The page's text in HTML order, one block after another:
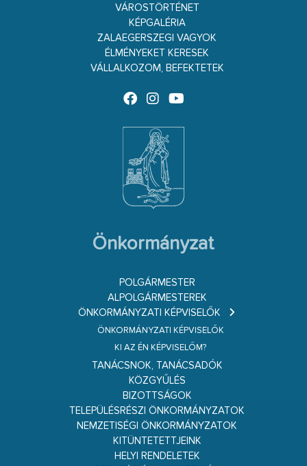
VÁROSTÖRTÉNET
KÉPGALÉRIA
ZALAEGERSZEGI VAGYOK
ÉLMÉNYEKET KERESEK
VÁLLALKOZOM, BEFEKTETEK
Önkormányzat
POLGÁRMESTER
ALPOLGÁRMESTEREK
ÖNKORMÁNYZATI KÉPVISELŐK
ÖNKORMÁNYZATI KÉPVISELŐK
KI AZ ÉN KÉPVISELŐM?
TANÁCSNOK, TANÁCSADÓK
KÖZGYŰLÉS
BIZOTTSÁGOK
TELEPÜLÉSRÉSZI ÖNKORMÁNYZATOK
NEMZETISÉGI ÖNKORMÁNYZATOK
KITÜNTETETTJEINK
HELYI RENDELETEK